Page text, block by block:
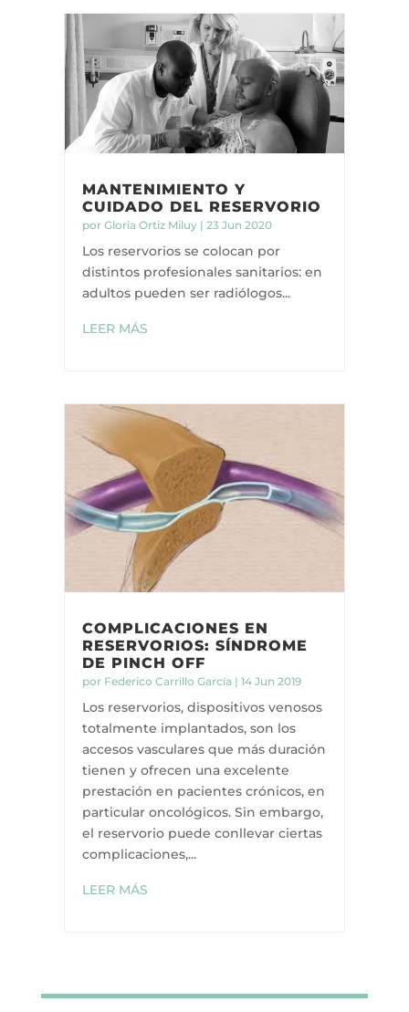
MANTENIMIENTO Y
CUIDADO DEL RESERVORIO
por Gloria Ortiz Miluy| 23 Jun 2020
Los reservorios se colocan por
distintos profesionales sanitarios: en
adultos pueden ser radiólogos...
LEER MÁS
COMPLICACIONES EN
RESERVORIOS: SÍNDROME
DE PINCH OFF
por Federico Carrillo García | 14 Jun 2019
Los reservorios, dispositivos venosos
totalmente implantados, son los
accesos vasculares que más duración
tienen y ofrecen una excelente
prestación en pacientes crónicos, en
particular oncológicos. Sin embargo,
el reservorio puede conllevar ciertas
complicaciones,...
LEER MÁS